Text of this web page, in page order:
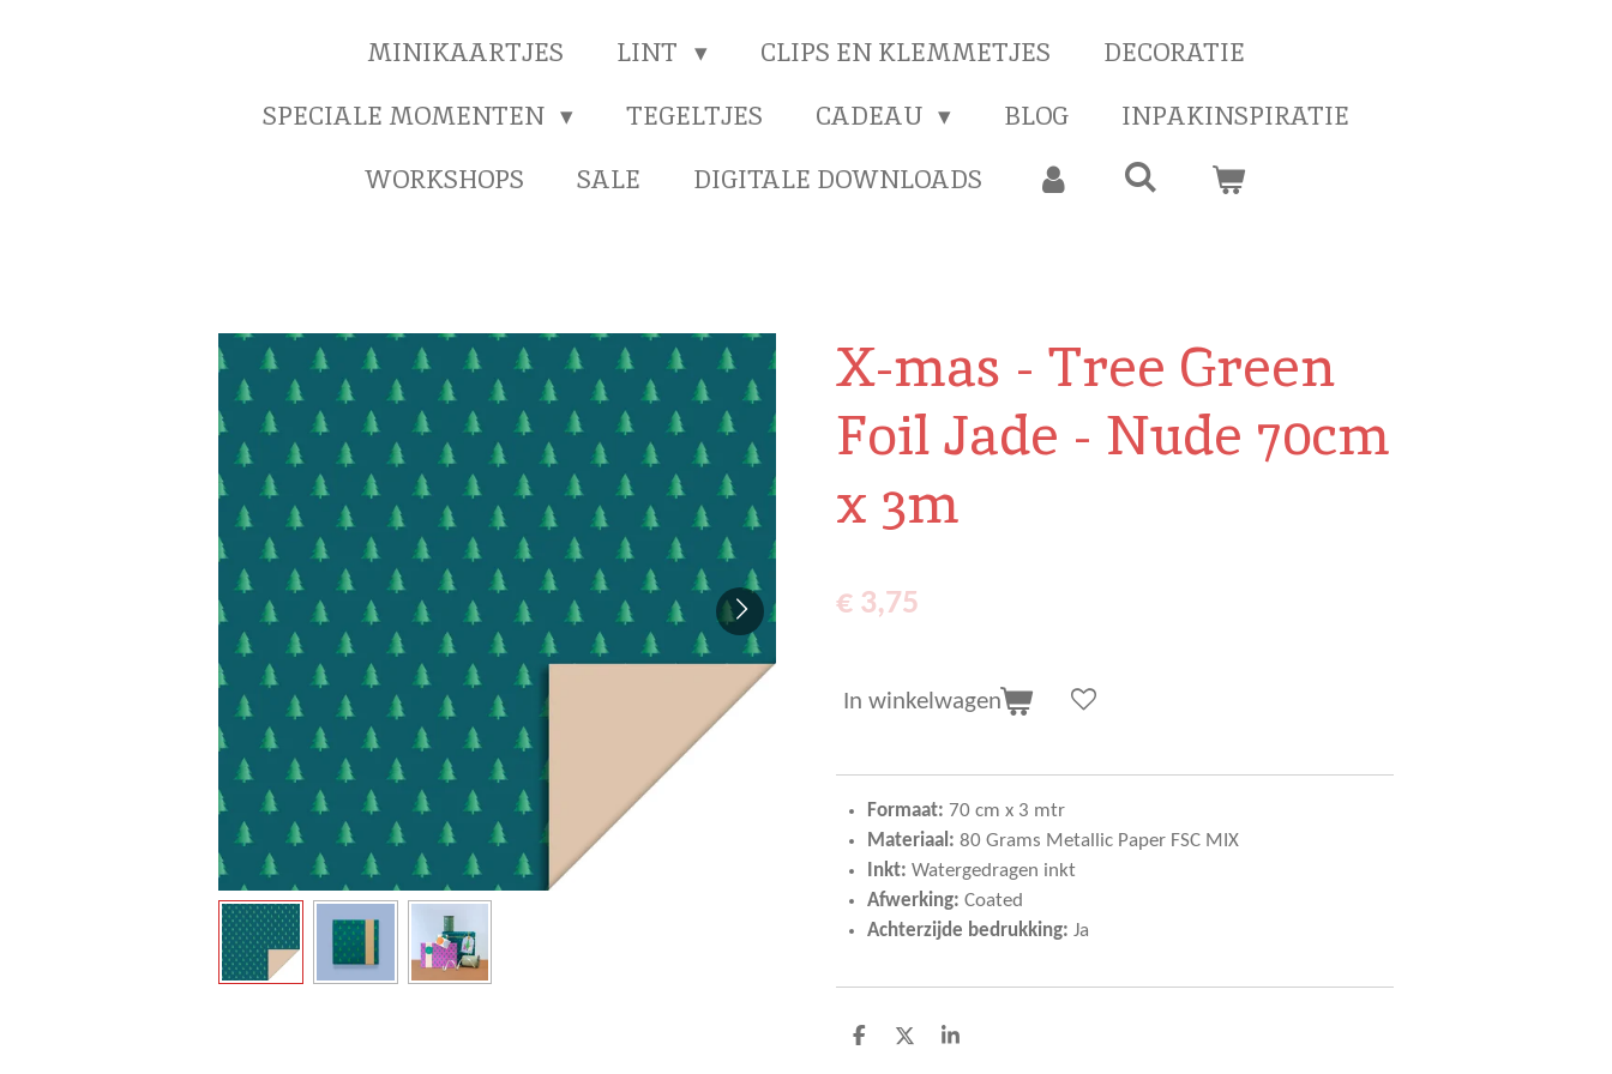
MINIKAARTJES
LINT CLIPS EN KLEMMETJES
DECORATIE
SPECIALE MOMENTEN
TEGELTJES CADEAU BLOG
INPAKINSPIRATIE
WORKSHOPS
SALE DIGITALE DOWNLOADS
X-mas - Tree Green
Foil Jade - Nude 70cm
x 3m
€ 3,75
In winkelwagen
Formaat: 70 cm x 3 mtr
Materiaal: 80 Grams Metallic Paper FSC MIX
Inkt: Watergedragen inkt
Afwerking: Coated
Achterzijde bedrukking: Ja
D
D
S